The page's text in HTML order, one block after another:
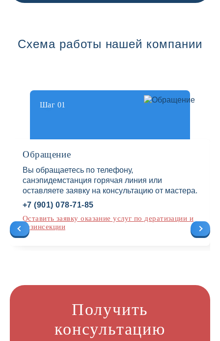
Схема работы нашей компании
Шаг 01
Обращение
Вы обращаетесь по телефону,
санэпидемстанция горячая линия или
оставляете заявку на консультацию от мастера.
+7 (901) 078-71-85
Оставить заявку оказание услуг по дератизации и
дезинсекции
Получить
консультацию